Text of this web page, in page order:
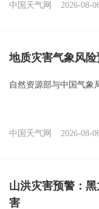
中国天气网 2026-08-
地质灾害气象风
自然资源部与中国气象
中国天气网 2026-08-
山洪灾害预警：
害